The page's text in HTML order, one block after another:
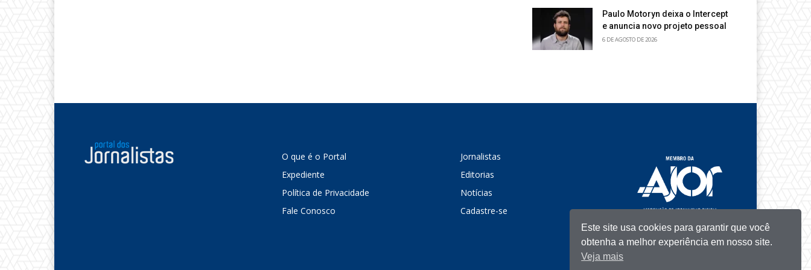
Paulo Motoryn deixa o Intercept
e anuncia novo projeto pessoal
6 DE AGOSTO DE 2026
O que é o Portal
Expediente
Política de Privacidade
Fale Conosco
Jornalistas
Editorias
Notícias
Cadastre-se
Este site usa cookies para garantir que você
obtenha a melhor experiência em nosso site.
Veja mais